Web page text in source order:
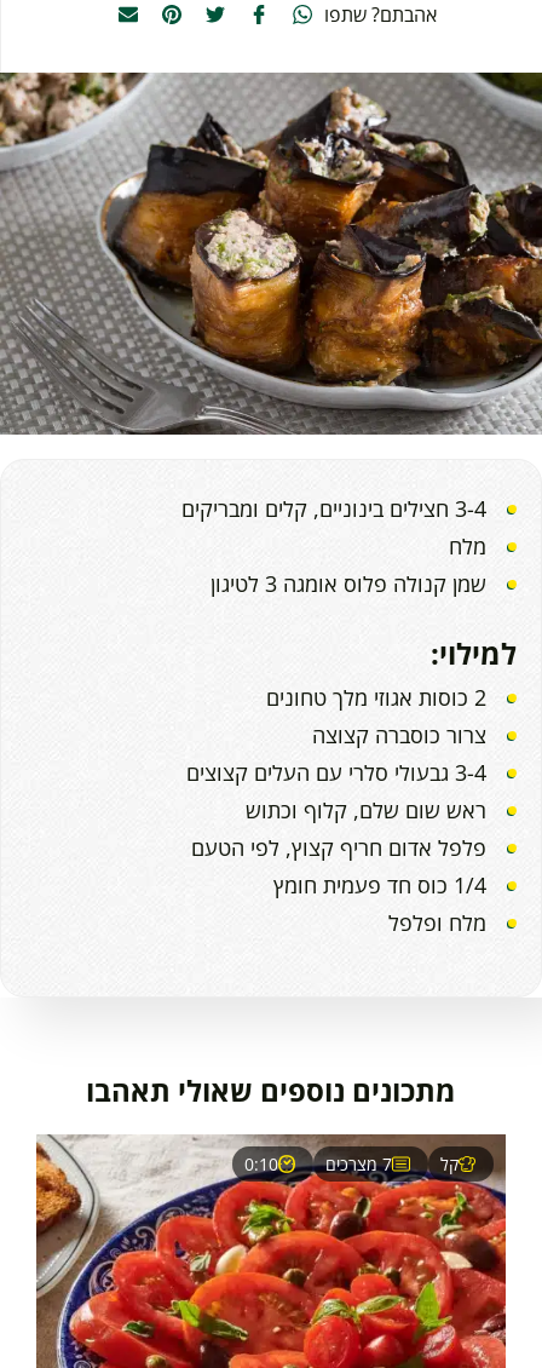
אהבתם? שתפו
3-4 חצילים בינוניים, קלים ומבריקים
מלח
שמן קנולה פלוס אומגה 3 לטיגון
למילוי:
2 כוסות אגוזי מלך טחונים
צרור כוסברה קצוצה
3-4 גבעולי סלרי עם העלים קצוצים
ראש שום שלם, קלוף וכתוש
פלפל אדום חריף קצוץ, לפי הטעם
1/4 כוס חד פעמית חומץ
מלח ופלפל
מתכונים נוספים שאולי תאהבו
קל 7 מצרכים 0:10